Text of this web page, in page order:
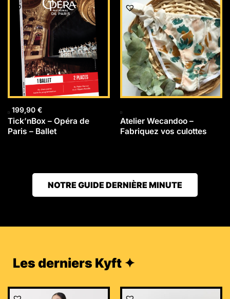
199,90 €
Tick’nBox – Opéra de
Paris – Ballet
Atelier Wecandoo –
Fabriquez vos culottes
NOTRE GUIDE DERNIÈRE MINUTE
Les derniers Kyft ✦